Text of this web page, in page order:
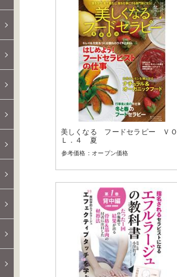
美しくなる フードセラピー ＶＯ
Ｌ．４ 夏
オープン価格